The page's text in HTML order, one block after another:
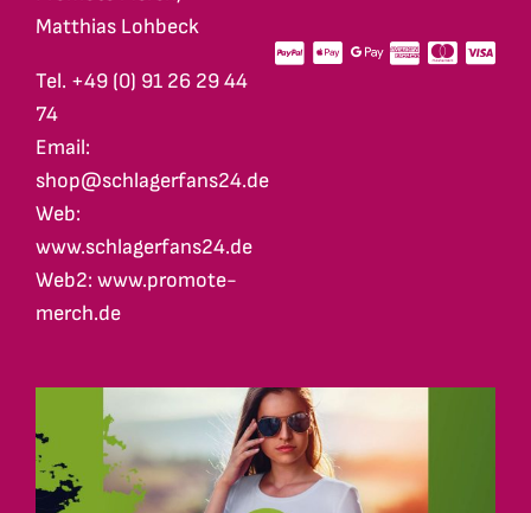
Matthias Lohbeck
Tel. +49 (0) 91 26 29 44
74
Email:
shop@schlagerfans24.de
Web:
www.schlagerfans24.de
Web2: www.promote-
merch.de